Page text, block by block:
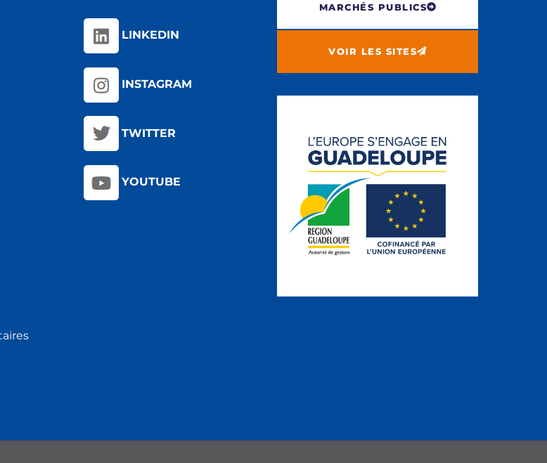
LINKEDIN
INSTAGRAM
TWITTER
YOUTUBE
MARCHÉS PUBLICS
VOIR LES SITES